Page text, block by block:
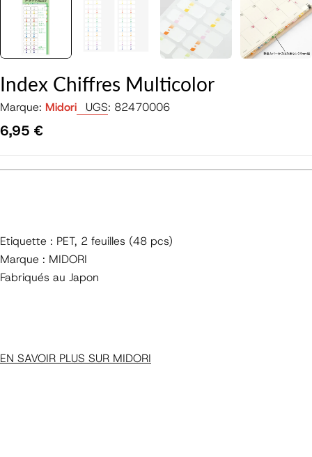
Index Chiffres Multicolor
Marque: Midori UGS: 82470006
Prix
régulier
6,95 €
Etiquette : PET, 2 feuilles (48 pcs)
Marque : MIDORI
Fabriqués au Japon
EN SAVOIR PLUS SUR MIDORI